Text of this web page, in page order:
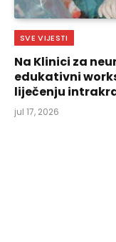
SVE VIJESTI
Na Klinici za
edukativni
liječenju
jul 17, 2026